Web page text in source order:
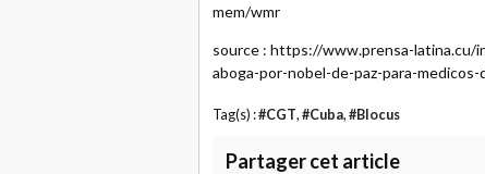
mem/wmr
source : https://www.prensa-latina.cu/
aboga-por-nobel-de-paz-para-medicos-
Tag(s) :#CGT, #Cuba, #Blocus
Partager cet article